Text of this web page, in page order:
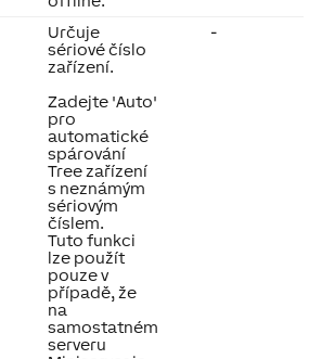
Určuje
sériové číslo
zařízení.
Zadejte 'Auto'
pro
automatické
spárování
Tree zařízení
s neznámým
sériovým
číslem.
Tuto funkci
lze použít
pouze v
případě, že
na
samostatném
serveru
-